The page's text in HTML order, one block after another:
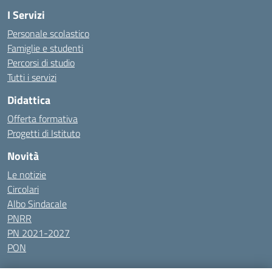
I Servizi
Personale scolastico
Famiglie e studenti
Percorsi di studio
Tutti i servizi
Didattica
Offerta formativa
Progetti di Istituto
Novità
Le notizie
Circolari
Albo Sindacale
PNRR
PN 2021-2027
PON